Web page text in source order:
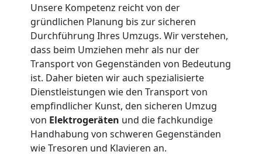
Unsere Kompetenz reicht von der
gründlichen Planung bis zur sicheren
Durchführung Ihres Umzugs. Wir verstehen,
dass beim Umziehen mehr als nur der
Transport von Gegenständen von Bedeutung
ist. Daher bieten wir auch spezialisierte
Dienstleistungen wie den Transport von
empfindlicher Kunst, den sicheren Umzug
von Elektrogeräten und die fachkundige
Handhabung von schweren Gegenständen
wie Tresoren und Klavieren an.